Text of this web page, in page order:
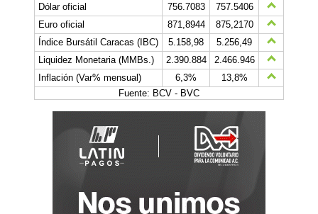
Dólar oficial
756.7083
757.5406
Euro oficial
871,8944
875,2170
Índice Bursátil Caracas (IBC)
5.158,98
5.256,49
Liquidez Monetaria (MMBs.)
2.390.884
2.466.946
Inflación (Var% mensual)
6,3%
13,8%
Fuente: BCV - BVC